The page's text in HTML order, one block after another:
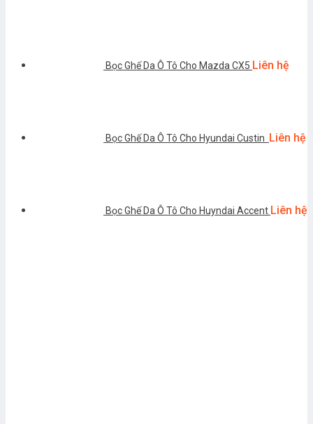
Bọc Ghế Da Ô Tô Cho Mazda CX5 Liên hệ
Bọc Ghế Da Ô Tô Cho Hyundai Custin Liên hệ
Bọc Ghế Da Ô Tô Cho Huyndai Accent Liên hệ